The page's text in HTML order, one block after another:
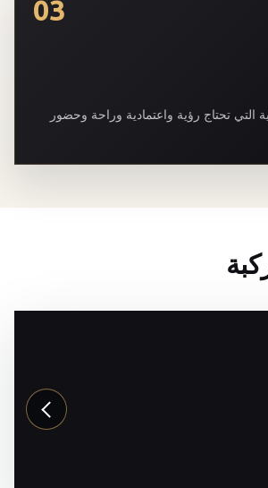
03
التي تحتاج رؤية واعتمادية وراحة وحضور